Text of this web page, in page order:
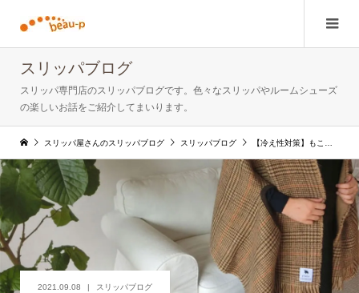
スリッパブログ
スリッパ専門店のスリッパブログです。色々なスリッパやルームシューズ
の楽しいお話をご紹介してまいります。
スリッパ屋さんのスリッパブログ スリッパブログ 【冷え性対策】もこもこルームシューズやブランケットでかわいく防寒
2021.09.08 スリッパブログ